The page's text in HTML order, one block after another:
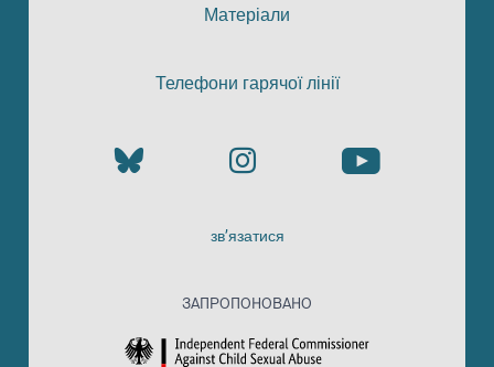
Матеріали
Телефони гарячої лінії
зв’язатися
ЗАПРОПОНОВАНО